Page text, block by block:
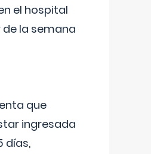
el hospital
la semana
que
ingresada
días,